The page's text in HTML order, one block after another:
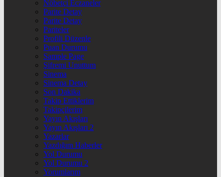
Nöbetçi Eczaneler
Parite Detay
Parite Detay
Pariteler
Profili Düzenle
Puan Durumu
Sample Page
Şifremi Unuttum
Sinema
Sinema Detay
Son Dakika
Takip Ettiklerim
Takipçilerim
Yayın Akışları
Yayın Akışları 2
Yazarlar
Yazdığım Haberler
Yol Durumu
Yol Durumu 2
Yorumlarım